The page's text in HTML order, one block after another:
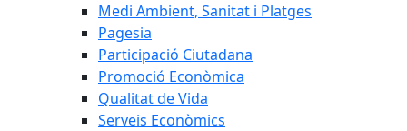
Medi Ambient, Sanitat i Platges
Pagesia
Participació Ciutadana
Promoció Econòmica
Qualitat de Vida
Serveis Econòmics